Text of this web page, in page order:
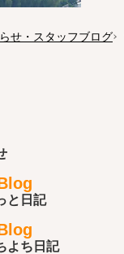
せ・スタッフブログ
と日記
よち日記